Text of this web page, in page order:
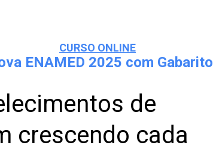
CURSO ONLINE
ENAMED 2025 com Gabarito
de
crescendo cada